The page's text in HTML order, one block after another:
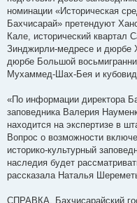
номинации «Историческая
Бахчисарай» претендуют
Кале, исторический квартал
Зинджирли-медресе и дюрбе
дюрбе Большой
Мухаммед-Шах-Бея и
«По информации директора
заповедника Валерия
находится на экспертизе в
Вопрос о возможности
историко-культурный
наследия будет
рассказала Наталья
СПРАВКА. Бахчисарайский